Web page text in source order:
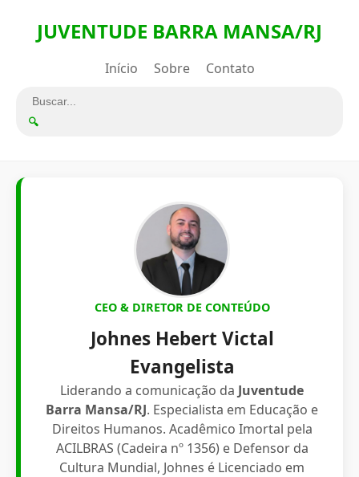
JUVENTUDE BARRA MANSA/RJ
Início Sobre Contato
🔍
CEO & DIRETOR DE CONTEÚDO
Johnes Hebert Victal
Evangelista
Liderando a comunicação da Juventude
Barra Mansa/RJ. Especialista em Educação e
Direitos Humanos. Acadêmico Imortal pela
ACILBRAS (Cadeira nº 1356) e Defensor da
Cultura Mundial, Johnes é Licenciado em